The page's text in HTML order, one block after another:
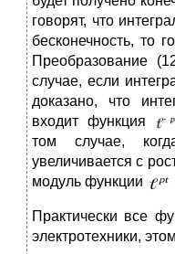
говорят, что
бесконечность, то
Преобразование
случае, если
доказано, что
входит функция
том случае,
увеличивается с
модуль функции
Практически все
электротехники,